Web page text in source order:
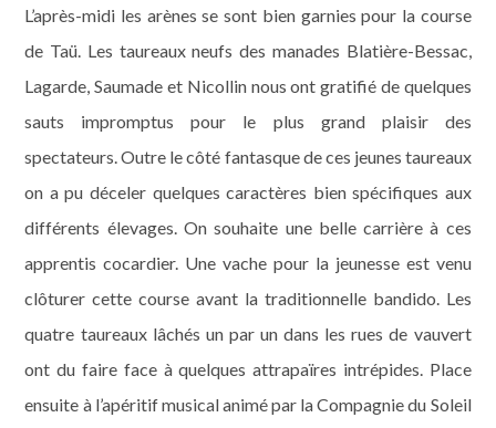
L’après-midi les arènes se sont bien garnies pour la course
de Taü. Les taureaux neufs des manades Blatière-Bessac,
Lagarde, Saumade et Nicollin nous ont gratifié de quelques
sauts impromptus pour le plus grand plaisir des
spectateurs. Outre le côté fantasque de ces jeunes taureaux
on a pu déceler quelques caractères bien spécifiques aux
différents élevages. On souhaite une belle carrière à ces
apprentis cocardier. Une vache pour la jeunesse est venu
clôturer cette course avant la traditionnelle bandido. Les
quatre taureaux lâchés un par un dans les rues de vauvert
ont du faire face à quelques attrapaïres intrépides. Place
ensuite à l’apéritif musical animé par la Compagnie du Soleil